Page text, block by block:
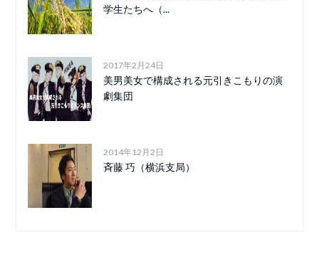
学生たちへ（...
2017年2月24日
美男美女で構成される元引きこもりの演
劇集団
2014年12月2日
斉藤 巧（横浜支局）